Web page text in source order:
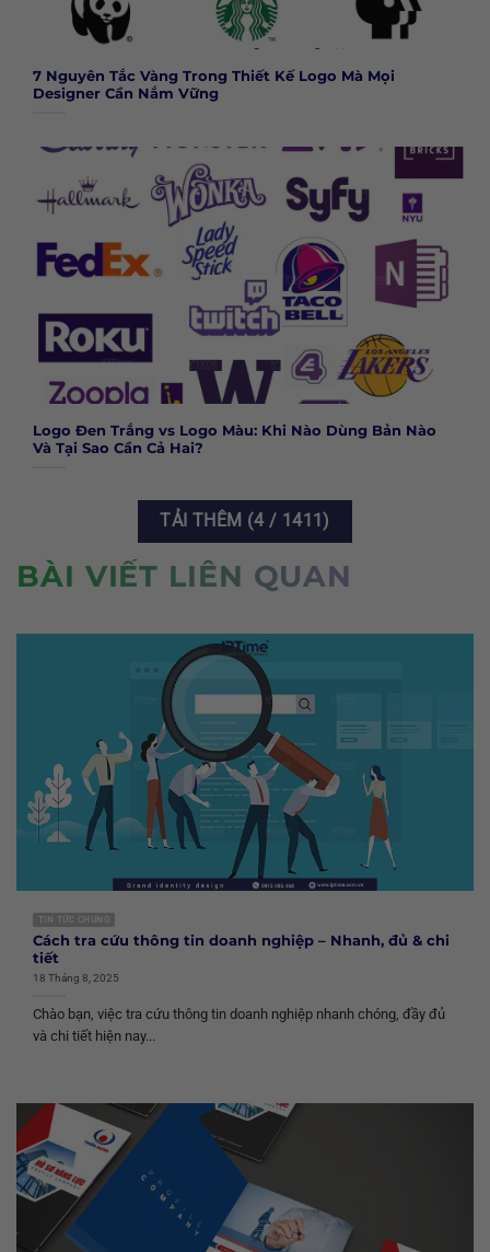
7 Nguyên Tắc Vàng Trong Thiết Kế Logo Mà Mọi
Designer Cần Nắm Vững
Logo Đen Trắng vs Logo Màu: Khi Nào Dùng Bản Nào
Và Tại Sao Cần Cả Hai?
TẢI THÊM (4/ 1411)
BÀI VIẾT LIÊN QUAN
TIN TỨC CHUNG
Cách tra cứu thông tin doanh nghiệp – Nhanh, đủ & chi
tiết
18 Tháng 8, 2025
Chào bạn, việc tra cứu thông tin doanh nghiệp nhanh chóng, đầy đủ
và chi tiết hiện nay...